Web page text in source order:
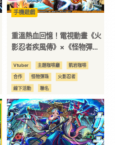
手機遊戲
重溫熱血回憶！電視動畫《火
影忍者疾風傳》×《怪物彈
Vtuber 主題咖啡廳 凱岩咖啡
合作 怪物彈珠 火影忍者
線下活動 聯名